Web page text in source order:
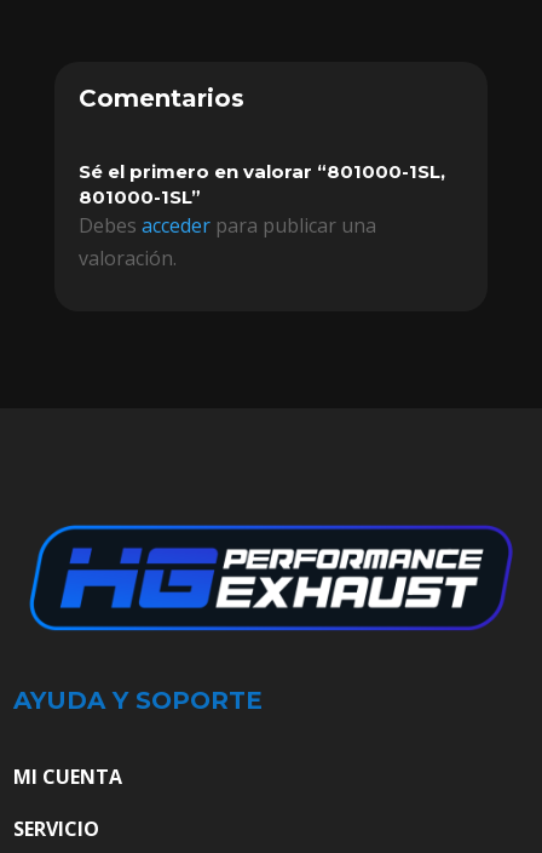
Comentarios
Sé el primero en valorar “801000-1SL,
801000-1SL”
Debes accederpara publicar una
valoración.
AYUDA Y SOPORTE
MI CUENTA
SERVICIO